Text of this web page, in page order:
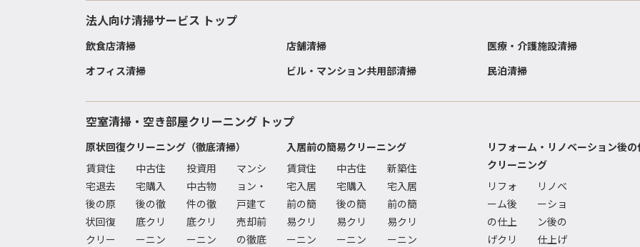
法人向け清掃サービス トップ
飲食店清掃 店舗清掃
医療・介護施設清掃
オフィス清掃
ビル・マンション共用部清掃 民泊清掃
空室清掃・空き部屋クリーニング トップ
原状回復クリーニング（徹底清掃）
賃貸住
宅退去
後の原
状回復
クリー
中古住
宅購入
後の徹
底クリ
ーニン
投資用
中古物
件の徹
底クリ
ーニン
マンシ
ョン・
戸建て
売却前
の徹底
入居前の簡易クリーニング
賃貸住
宅入居
前の簡
易クリ
ーニン
中古住
宅購入
後の簡
易クリ
ーニン
新築住
宅入居
前の簡
易クリ
ーニン
リフォーム・リノベーション後
クリーニング
リフォ
ーム後
の仕上
げクリ
リノベ
ーショ
ン後の
仕上げ